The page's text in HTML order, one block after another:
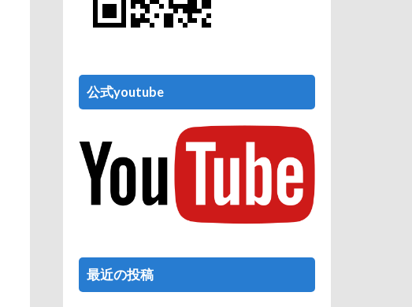
公式youtube
最近の投稿